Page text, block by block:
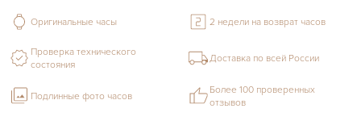
Оригинальные часы 2 недели на возврат часов
Проверка технического
состояния
Доставка по всей России
Подлинные фото часов
Более 100 проверенных
отзывов